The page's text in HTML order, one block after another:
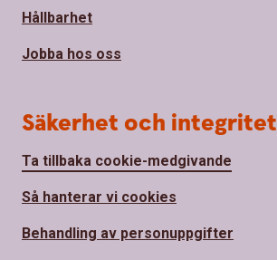
Hållbarhet
Jobba hos oss
Säkerhet och integritet
Ta tillbaka cookie-medgivande
Så hanterar vi cookies
Behandling av personuppgifter